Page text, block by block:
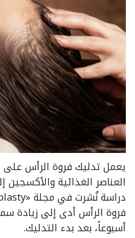
يعمل تدليك فروة الرأس
العناصر الغذائية
أسبوعاً، بعد بدء التدليك.